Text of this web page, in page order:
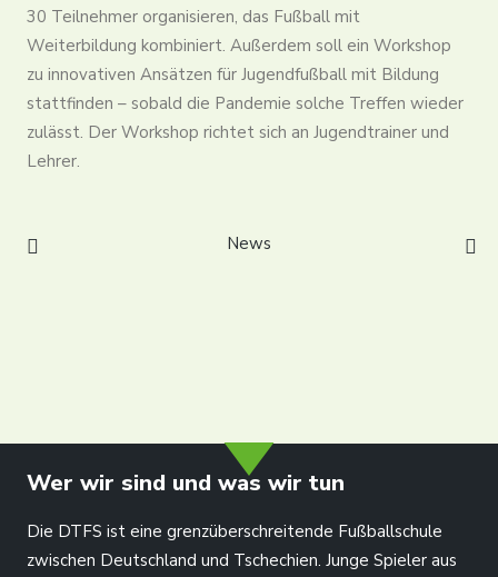
Deutsch
30 Teilnehmer organisieren, das Fußball mit
Weiterbildung kombiniert. Außerdem soll ein Workshop
zu innovativen Ansätzen für Jugendfußball mit Bildung
stattfinden – sobald die Pandemie solche Treffen wieder
zulässt. Der Workshop richtet sich an Jugendtrainer und
Lehrer.
News
Wer wir sind und was wir tun
Die DTFS ist eine grenzüberschreitende Fußballschule
zwischen Deutschland und Tschechien. Junge Spieler aus